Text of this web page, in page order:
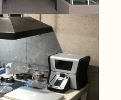
パラロウ25
パラタルバーワイヤー
オーラルスリー
クリエイトシルバー
ライトプラス
マイティーシルバー